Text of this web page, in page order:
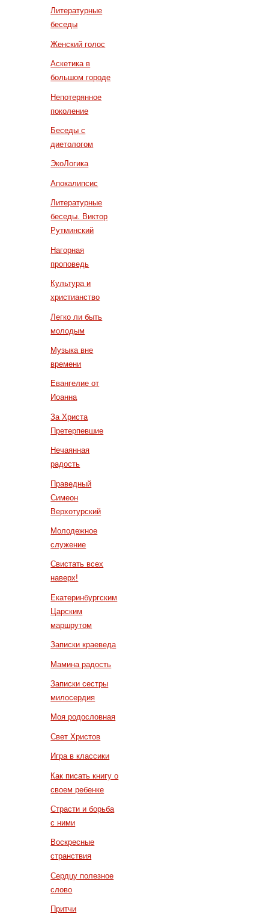
Литературные
беседы
Женский голос
Аскетика в
большом городе
Непотерянное
поколение
Беседы с
диетологом
ЭкоЛогика
Апокалипсис
Литературные
беседы. Виктор
Рутминский
Нагорная
проповедь
Культура и
христианство
Легко ли быть
молодым
Музыка вне
времени
Евангелие от
Иоанна
За Христа
Претерпевшие
Нечаянная
радость
Праведный
Симеон
Верхотурский
Молодежное
служение
Свистать всех
наверх!
Екатеринбургским
Царским
маршрутом
Записки краеведа
Мамина радость
Записки сестры
милосердия
Моя родословная
Свет Христов
Игра в классики
Как писать книгу о
своем ребенке
Страсти и борьба
с ними
Воскресные
странствия
Сердцу полезное
слово
Притчи